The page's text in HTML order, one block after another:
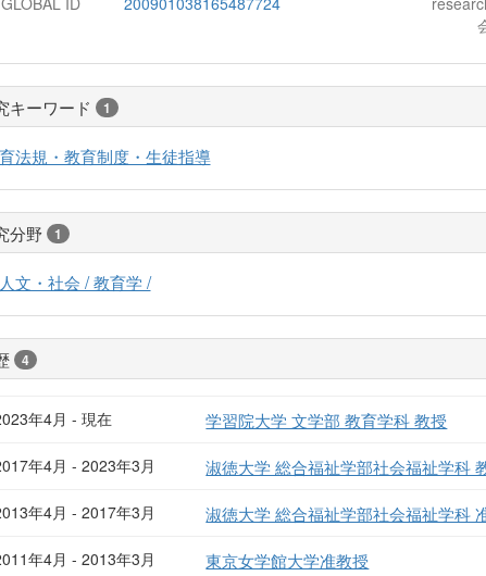
キーワード 1
法規・教育制度・生徒指導
分野 1
文・社会 / 教育学 /
4
年4月 - 現在 学習院大学 文学部 教育学科 教授
年4月 - 2023年3月 淑徳大学 総合福祉学部社会福祉学科
年4月 - 2017年3月 淑徳大学 総合福祉学部社会福祉学科
年4月 - 2013年3月 東京女学館大学准教授